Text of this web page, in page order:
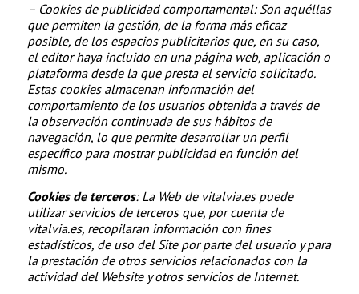
– Cookies de publicidad comportamental: Son aquéllas
que permiten la gestión, de la forma más eficaz
posible, de los espacios publicitarios que, en su caso,
el editor haya incluido en una página web, aplicación o
plataforma desde la que presta el servicio solicitado.
Estas cookies almacenan información del
comportamiento de los usuarios obtenida a través de
la observación continuada de sus hábitos de
navegación, lo que permite desarrollar un perfil
específico para mostrar publicidad en función del
mismo.
Cookies de terceros: La Web de vitalvia.es puede
utilizar servicios de terceros que, por cuenta de
vitalvia.es, recopilaran información con fines
estadísticos, de uso del Site por parte del usuario y para
la prestación de otros servicios relacionados con la
actividad del Website y otros servicios de Internet.